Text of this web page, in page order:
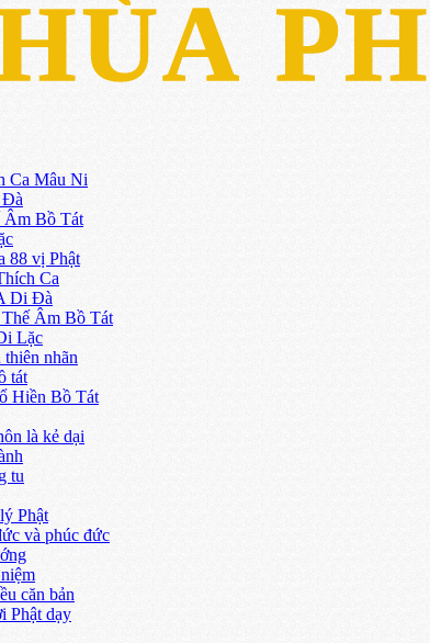
Ca Mâu Ni
Âm Bồ Tát
88 vị Phật
Ca
Di Đà
Âm Bồ Tát
Lặc
nhãn
tát
Hiền Bồ Tát
là kẻ dại
tu
Phật
và phúc đức
căn bản
Phật dạy